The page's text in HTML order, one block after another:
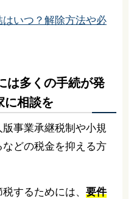
いつ？解除方法や必
は多くの手続が発
に相談を
事業承継税制や小規
どの税金を抑える方
するためには、 要件